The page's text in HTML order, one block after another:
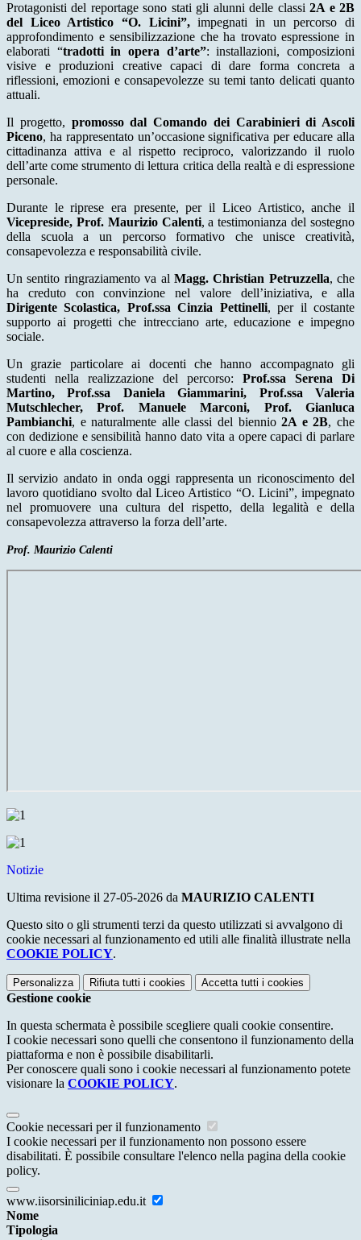
Protagonisti del reportage sono stati gli alunni delle classi2A e 2B
del Liceo Artistico “O. Licini”,impegnati in un percorso di
approfondimento e sensibilizzazione che ha trovato espressione in
elaborati “tradotti in opera d’arte”: installazioni, composizioni
visive e produzioni creative capaci di dare forma concreta a
riflessioni, emozioni e consapevolezze su temi tanto delicati quanto
attuali.
Il progetto, promosso dal Comando dei Carabinieri di Ascoli
Piceno, ha rappresentato un’occasione significativa per educare alla
cittadinanza attiva e al rispetto reciproco, valorizzando il ruolo
dell’arte come strumento di lettura critica della realtà e di espressione
personale.
Durante le riprese era presente, per il Liceo Artistico, anche il
Vicepreside, Prof. Maurizio Calenti, a testimonianza del sostegno
della scuola a un percorso formativo che unisce creatività,
consapevolezza e responsabilità civile.
Un sentito ringraziamento va al Magg. Christian Petruzzella, che
ha creduto con convinzione nel valore dell’iniziativa, e alla
Dirigente Scolastica, Prof.ssa Cinzia Pettinelli, per il costante
supporto ai progetti che intrecciano arte, educazione e impegno
sociale.
Un grazie particolare ai docenti che hanno accompagnato gli
studenti nella realizzazione del percorso: Prof.ssa Serena Di
Martino, Prof.ssa Daniela Giammarini, Prof.ssa Valeria
Mutschlecher, Prof. Manuele Marconi, Prof. Gianluca
Pambianchi, e naturalmente alle classi del biennio2A e 2B, che
con dedizione e sensibilità hanno dato vita a opere capaci di parlare
al cuore e alla coscienza.
Il servizio andato in onda oggi rappresenta un riconoscimento del
lavoro quotidiano svolto dal Liceo Artistico “O. Licini”, impegnato
nel promuovere una cultura del rispetto, della legalità e della
consapevolezza attraverso la forza dell’arte.
Prof. Maurizio Calenti
Notizie
Ultima revisione il 27-05-2026 da MAURIZIO CALENTI
Questo sito o gli strumenti terzi da questo utilizzati si avvalgono di
cookie necessari al funzionamento ed utili alle finalità illustrate nella
COOKIE POLICY.
Personalizza Rifiuta tutti i cookies Accetta tutti i cookies
Gestione cookie
In questa schermata è possibile scegliere quali cookie consentire.
I cookie necessari sono quelli che consentono il funzionamento della
piattaforma e non è possibile disabilitarli.
Per conoscere quali sono i cookie necessari al funzionamento potete
visionare la COOKIE POLICY.
Cookie necessari per il funzionamento
I cookie necessari per il funzionamento non possono essere
disabilitati. È possibile consultare l'elenco nella pagina della cookie
policy.
www.iisorsiniliciniap.edu.it
Nome
Tipologia